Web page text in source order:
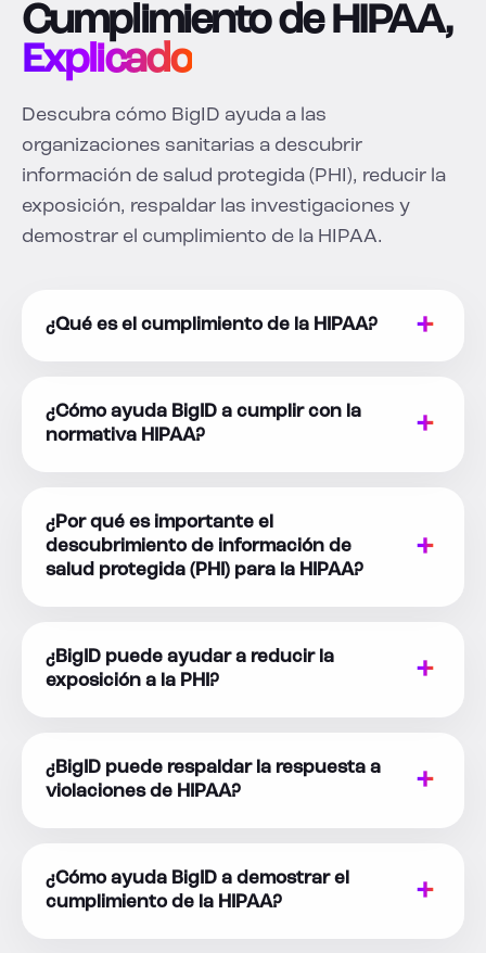
Cumplimiento de HIPAA,
Explicado
Descubra cómo BigID ayuda a las
organizaciones sanitarias a descubrir
información de salud protegida (PHI), reducir la
exposición, respaldar las investigaciones y
demostrar el cumplimiento de la HIPAA.
¿Qué es el cumplimiento de la HIPAA?
¿Cómo ayuda BigID a cumplir con la
normativa HIPAA?
¿Por qué es importante el
descubrimiento de información de
salud protegida (PHI) para la HIPAA?
¿BigID puede ayudar a reducir la
exposición a la PHI?
¿BigID puede respaldar la respuesta a
violaciones de HIPAA?
¿Cómo ayuda BigID a demostrar el
cumplimiento de la HIPAA?